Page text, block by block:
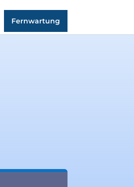
Fernwartung